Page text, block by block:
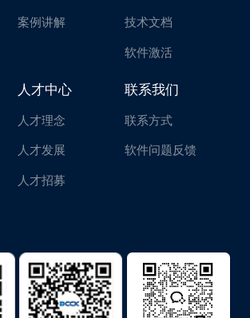
案例讲解 技术文档
软件激活
人才中心
人才理念
人才发展
人才招募
联系我们
联系方式
软件问题反馈